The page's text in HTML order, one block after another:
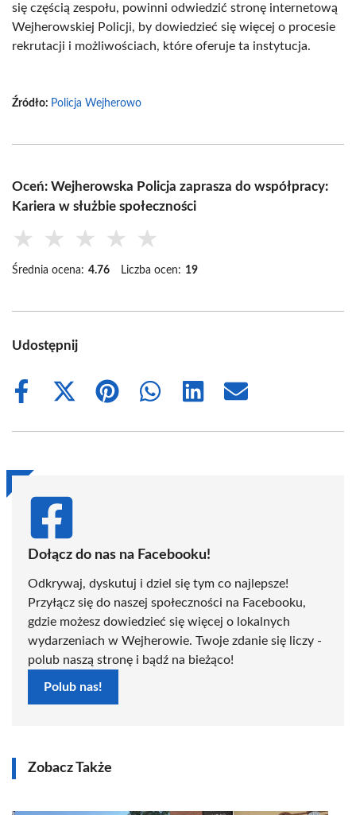
się częścią zespołu, powinni odwiedzić stronę internetową
Wejherowskiej Policji, by dowiedzieć się więcej o procesie
rekrutacji i możliwościach, które oferuje ta instytucja.
Źródło: Policja Wejherowo
Oceń: Wejherowska Policja zaprasza do współpracy:
Kariera w służbie społeczności
★ ★ ★ ★ ★
Średnia ocena: 4.76 Liczba ocen: 19
Udostępnij
Share
Share
(Twitter)
Share
Share
Share
Share
Dołącz do nas na Facebooku!
Odkrywaj, dyskutuj i dziel się tym co najlepsze!
Przyłącz się do naszej społeczności na Facebooku,
gdzie możesz dowiedzieć się więcej o lokalnych
wydarzeniach w Wejherowie. Twoje zdanie się liczy -
polub naszą stronę i bądź na bieżąco!
Polub nas!
Zobacz Także